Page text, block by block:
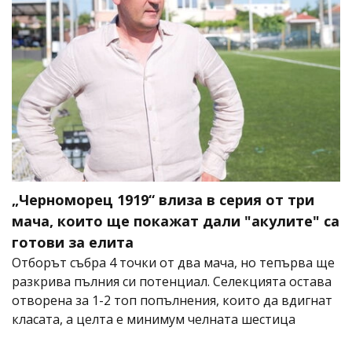
„Черноморец 1919“ влиза в серия от три
мача, които ще покажат дали "акулите" са
готови за елита
Отборът събра 4 точки от два мача, но тепърва ще
разкрива пълния си потенциал. Селекцията остава
отворена за 1-2 топ попълнения, които да вдигнат
класата, а целта е минимум челната шестица